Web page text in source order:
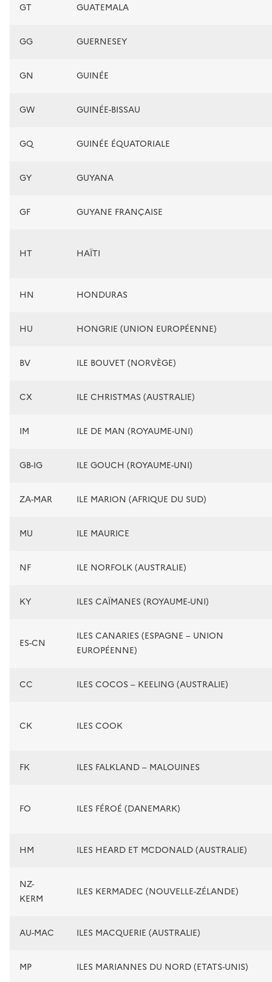
GT GUATEMALA
GG GUERNESEY
GN GUINÉE
GW GUINÉE-BISSAU
GQ GUINÉE ÉQUATORIALE
GY GUYANA
GF GUYANE FRANÇAISE
HT HAÏTI
HN HONDURAS
HU HONGRIE (UNION EUROPÉENNE)
BV ILE BOUVET (NORVÈGE)
CX ILE CHRISTMAS (AUSTRALIE)
IM ILE DE MAN (ROYAUME-UNI)
GB-IG ILE GOUCH (ROYAUME-UNI)
ZA-MAR ILE MARION (AFRIQUE DU SUD)
MU ILE MAURICE
NF ILE NORFOLK (AUSTRALIE)
KY ILES CAÏMANES (ROYAUME-UNI)
ES-CN
ILES CANARIES (ESPAGNE – UNION
EUROPÉENNE)
CC ILES COCOS – KEELING (AUSTRALIE)
CK ILES COOK
FK ILES FALKLAND – MALOUINES
FO ILES FÉROÉ (DANEMARK)
HM ILES HEARD ET MCDONALD (AUSTRALIE)
NZ-
KERM
ILES KERMADEC (NOUVELLE-ZÉLANDE)
AU-MAC ILES MACQUERIE (AUSTRALIE)
MP ILES MARIANNES DU NORD (ETATS-UNIS)